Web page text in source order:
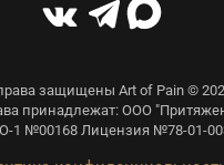
защищены Art of Pain ©
принадлежат: ООО
1 №00168 Лицензия №78-01-